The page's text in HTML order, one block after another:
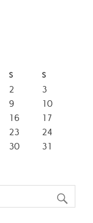
S S
2
3
9
10
16
17
23
24
30
31